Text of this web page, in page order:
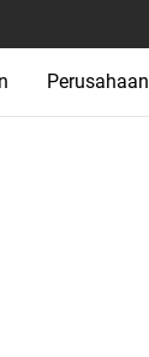
Perusahaan